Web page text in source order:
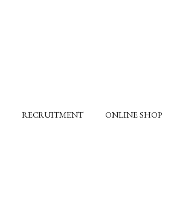
RECRUITMENT ONLINE SHOP